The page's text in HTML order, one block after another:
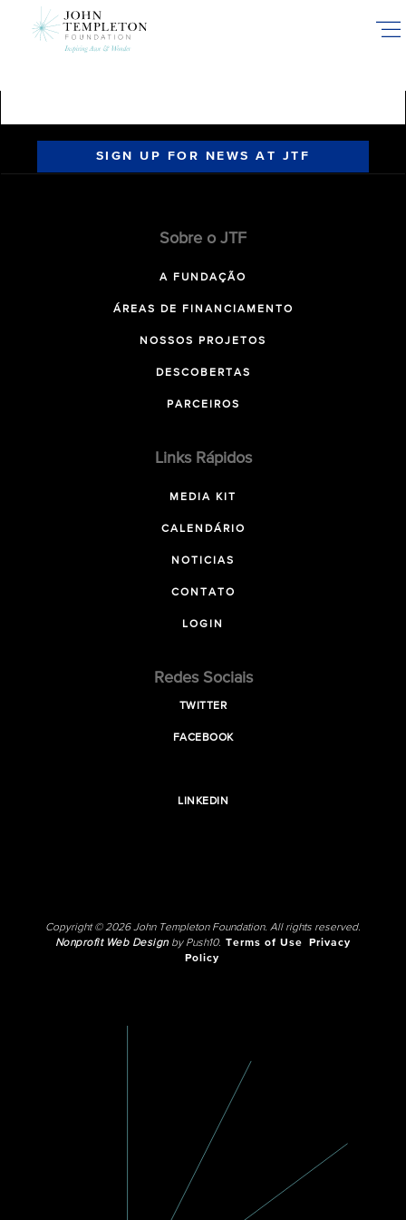
SIGN UP FOR NEWS AT JTF
Sobre o JTF
A FUNDAÇÃO
ÁREAS DE FINANCIAMENTO
NOSSOS PROJETOS
DESCOBERTAS
PARCEIROS
Links Rápidos
MEDIA KIT
CALENDÁRIO
NOTICIAS
CONTATO
LOGIN
Redes Sociais
TWITTER
FACEBOOK
LINKEDIN
Copyright © 2026 John Templeton Foundation. All rights reserved.
Nonprofit Web Designby Push10. Terms of Use
Privacy
Policy